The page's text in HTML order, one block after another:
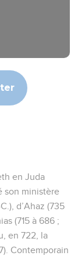
en Juda
son ministère
d’Ahaz (735
(715 à 686 ;
en 722, la
Contemporain